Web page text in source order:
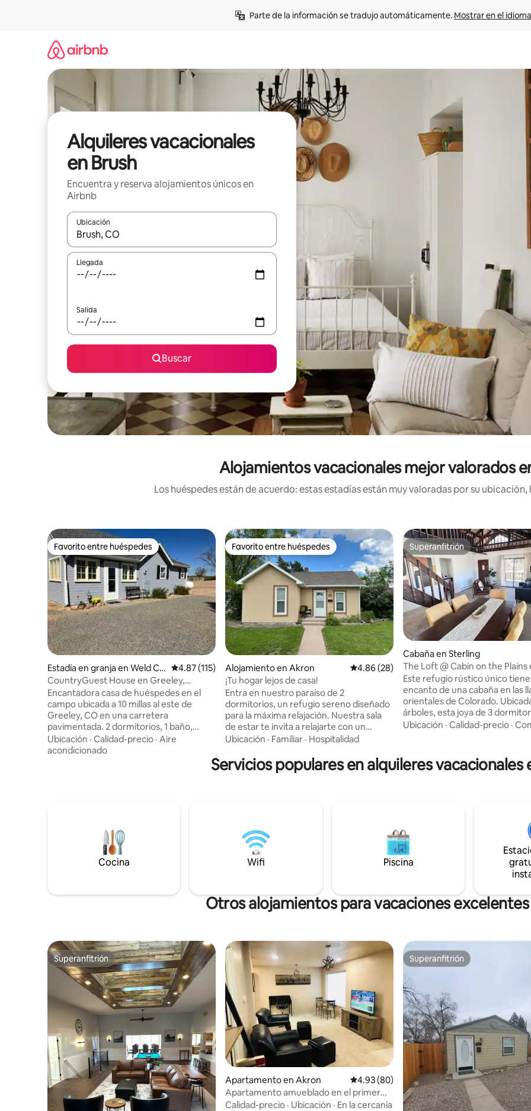
Parte de la información se tradujo automáticamente. Mostrar en el
Alquileres vacacionales
en Brush
Encuentra y reserva alojamientos únicos en
Airbnb
Ubicación
Cuando los resultados estén disponibles, navega con las teclas de flecha hacia arriba y hacia abajo o explora con el
Llegada
Salida
Buscar
Alojamientos vacacionales mejor valorados
Los huéspedes están de acuerdo: estas estadías están muy valoradas por su
Favorito entre huéspedes
Favorito entre huéspedes
Estadía en granja en Weld Co
unty
Calificación promedio: 4.87 de 5, 115 reseñas
4.87 (115)
CountryGuest House en Greeley,
condado de Weld, Colorado
Encantadora casa de huéspedes en el
campo ubicada a 10 millas al este de
Greeley, CO en una carretera
pavimentada. 2 dormitorios, 1 baño,
capacidad para 4 personas. Incluye ropa
de cama, cocina totalmente equipada
un cargo adicional. Corrales disponibles
para caballos por un cargo adicional. A 1
caza, pesca, graduación universitaria!
Ubicación · Calidad-precio · Aire
acondicionado
Favorito entre huéspedes
Favorito entre huéspedes
Alojamiento en Akron Calificación promedio: 4.86 de 5, 28 reseñas
4.86 (28)
¡Tu hogar lejos de casa!
Entra en nuestro paraíso de 2
dormitorios, un refugio sereno diseñado
para la máxima relajación. Nuestra sala
de estar te invita a relajarte con un
televisor para el entretenimiento y un
o reflexionar. Saborea las comidas en el
acogedor comedor y disfruta de la
verdaderamente tranquila y
rejuvenecedora. Convenientemente
ubicado a una manzana del centro de
eventos y el recinto ferial.
Ubicación · Familiar · Hospitalidad
Superanfitrión
Superanfitrión
Cabaña en Sterling
The Loft @ Cabin on the Plains
Sterling, CO
Este refugio rústico único
encanto de una cabaña en las
orientales de Colorado.
árboles, esta joya de 3
baño tiene una gran cantidad
perfectos para relajarte y
Cerca de NJC, es ideal para
verdaderamente especial para
Ubicación · Calidad-precio ·
Servicios populares en alquileres vacacionales
Cocina Wifi Piscina
Otros alojamientos para vacaciones excelentes
Superanfitrión
Superanfitrión
Apartamento en Akron Calificación promedio: 4.93 de 5, 80 reseñas
4.93 (80)
Apartamento amueblado en el primer
piso en Akron, Colorado
Calidad-precio · Ubicación · En la cercanía
Superanfitrión
Superanfitrión